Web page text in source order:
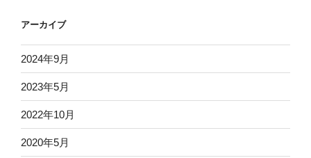
アーカイブ
2024年9月
2023年5月
2022年10月
2020年5月